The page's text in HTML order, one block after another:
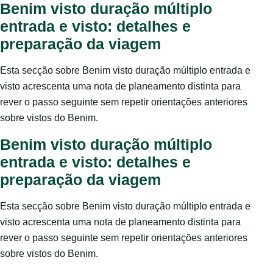
Benim visto duração múltiplo
entrada e visto: detalhes e
preparação da viagem
Esta secção sobre Benim visto duração múltiplo entrada e
visto acrescenta uma nota de planeamento distinta para
rever o passo seguinte sem repetir orientações anteriores
sobre vistos do Benim.
Benim visto duração múltiplo
entrada e visto: detalhes e
preparação da viagem
Esta secção sobre Benim visto duração múltiplo entrada e
visto acrescenta uma nota de planeamento distinta para
rever o passo seguinte sem repetir orientações anteriores
sobre vistos do Benim.